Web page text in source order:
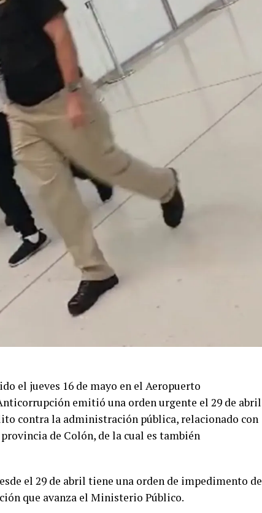
el jueves 16 de mayo en el Aeropuerto
emitió una orden urgente el 29 de abril
contra la administración pública, relacionado con
de Colón, de la cual es también
el 29 de abril tiene una orden de impedimento de
que avanza el Ministerio Público.